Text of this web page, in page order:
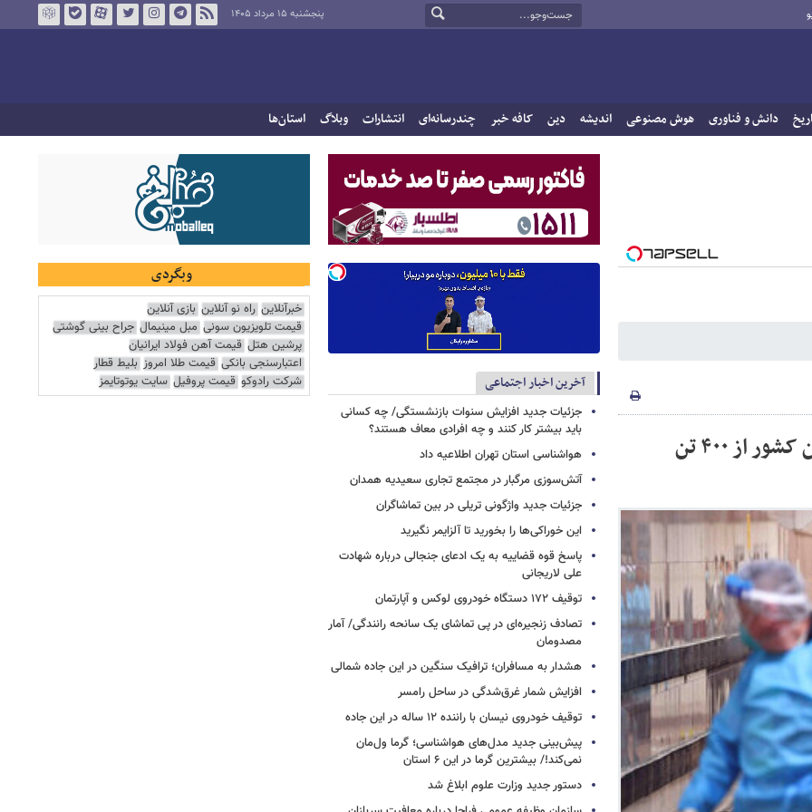
پنجشنبه ۱۵ مرداد ۱۴۰۵
دانش و فناوری هوش مصنوعی اندیشه دین کافه خبر چندرسانه‌ای انتشارات وبلاگ استان‌ها
آمار جهانی کرونا؛ مرگ و میر روزانه کرونایی این کشور از ۴۰۰ تن
آخرین اخبار اجتماعی
جزئیات جدید افزایش سنوات بازنشستگی/ چه کسانی
باید بیشتر کار کنند و چه افرادی معاف هستند؟
هواشناسی استان تهران اطلاعیه داد
آتش‌سوزی مرگبار در مجتمع تجاری سعیدیه همدان
جزئیات جدید واژگونی تریلی در بین تماشاگران
این خوراکی‌ها را بخورید تا آلزایمر نگیرید
پاسخ قوه قضاییه به یک ادعای جنجالی درباره شهادت
علی لاریجانی
توقیف ۱۷۲ دستگاه خودروی لوکس و آپارتمان
تصادف زنجیره‌ای در پی تماشای یک سانحه رانندگی/ آمار
مصدومان
هشدار به مسافران؛ ترافیک سنگین در این جاده شمالی
افزایش شمار غرق‌شدگی در ساحل رامسر
توقیف خودروی نیسان با راننده ۱۲ ساله در این جاده
پیش‌بینی جدید مدل‌های هواشناسی؛ گرما ول‌مان
نمی‌کند!/ بیشترین گرما در این ۶ استان
دستور جدید وزارت علوم ابلاغ شد
وبگردی
خبرآنلاین راه نو آنلاین بازی آنلاین
قیمت تلویزیون سونی مبل مینیمال جراح بینی گوشتی
پرشین هتل قیمت آهن فولاد ایرانیان
اعتبارسنجی بانکی قیمت طلا امروز بلیط قطار
شرکت رادوکو قیمت پروفیل سایت یوتوتایمز